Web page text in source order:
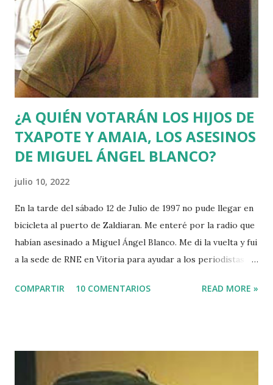
¿A QUIÉN VOTARÁN LOS HIJOS DE
TXAPOTE Y AMAIA, LOS ASESINOS
DE MIGUEL ÁNGEL BLANCO?
julio 10, 2022
En la tarde del sábado 12 de Julio de 1997 no pude llegar en
bicicleta al puerto de Zaldiaran. Me enteré por la radio que
habían asesinado a Miguel Ángel Blanco. Me di la vuelta y fui
a la sede de RNE en Vitoria para ayudar a los periodistas
pudiera ocurrir después de que se cumpliera el plazo de 48
Batasuna, Rufi Etxeberria, que hasta el año pasado fue
COMPARTIR 10 COMENTARIOS READ MORE »